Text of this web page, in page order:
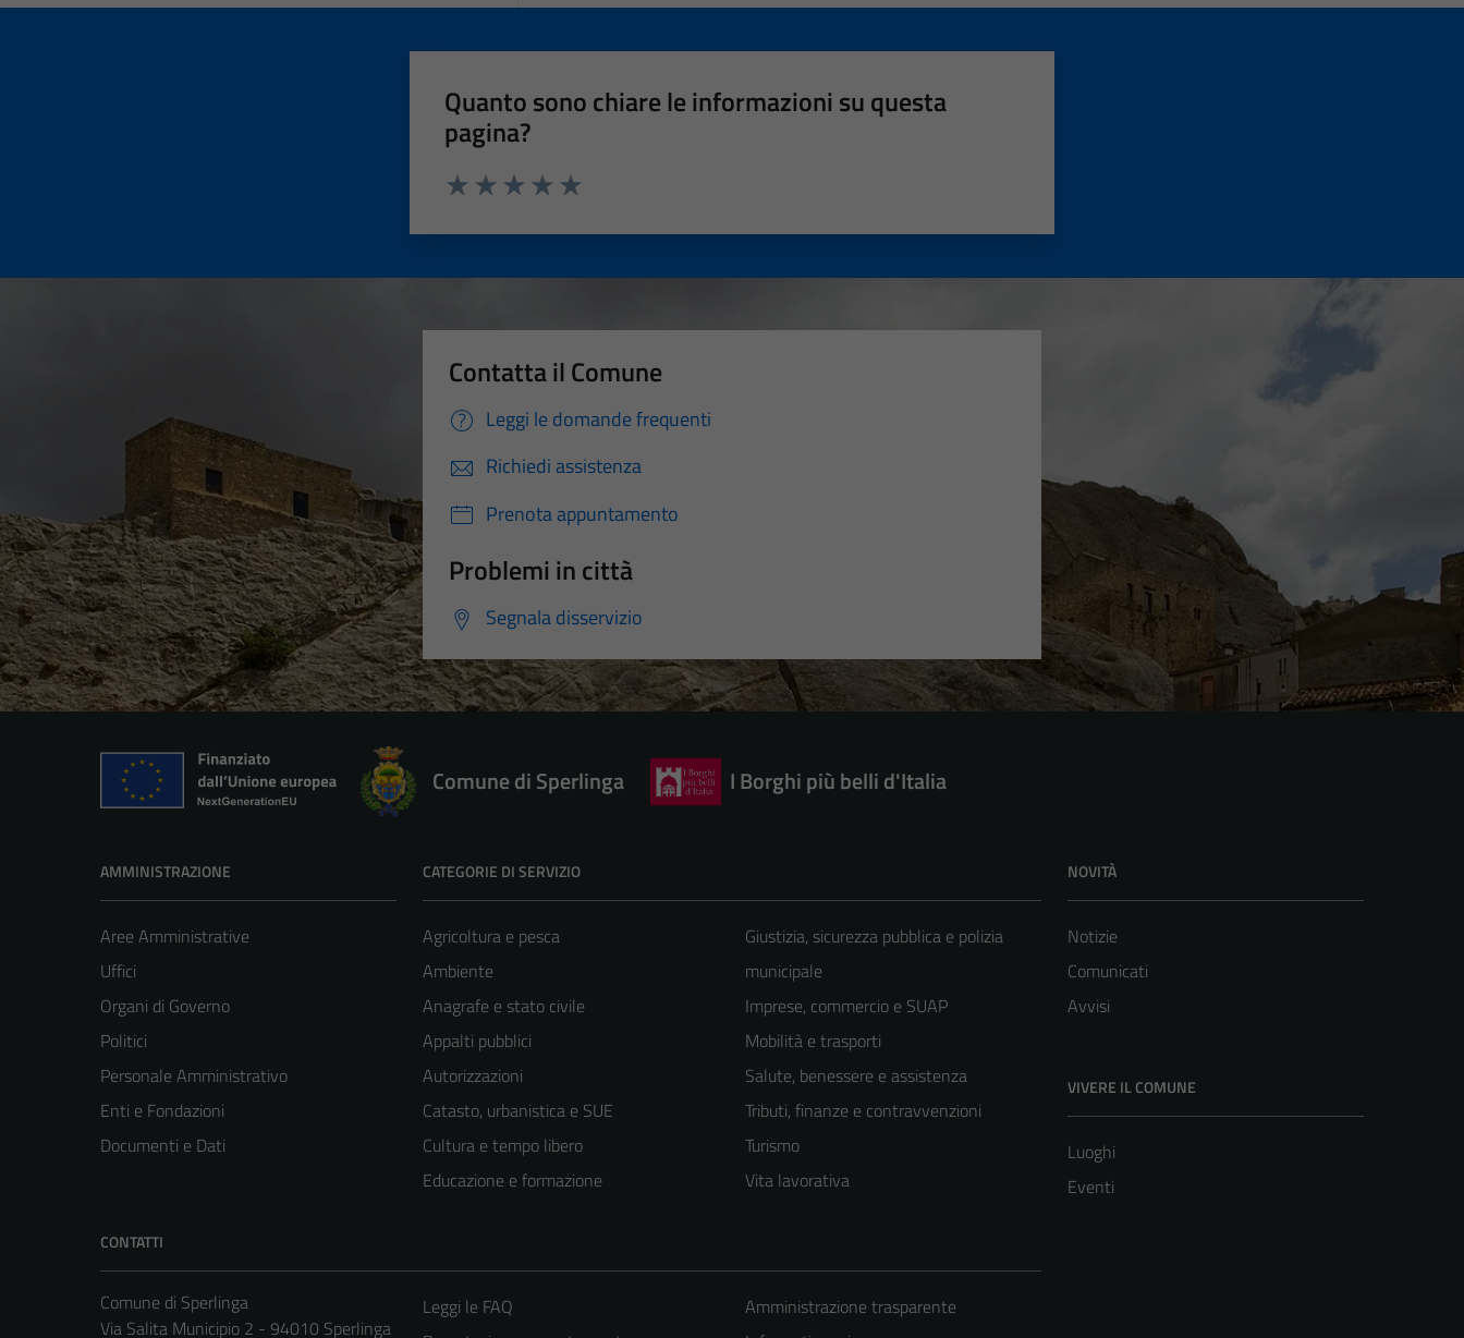
Quanto sono chiare le informazioni su questa
pagina?
Contatta il Comune
Leggi le domande frequenti
Richiedi assistenza
Prenota appuntamento
Problemi in città
Segnala disservizio
Comune di Sperlinga I Borghi più belli d'Italia
AMMINISTRAZIONE
Aree Amministrative
Uffici
Organi di Governo
Politici
Personale Amministrativo
Enti e Fondazioni
Documenti e Dati
CATEGORIE DI SERVIZIO
Agricoltura e pesca
Ambiente
Anagrafe e stato civile
Appalti pubblici
Autorizzazioni
Catasto, urbanistica e SUE
Cultura e tempo libero
Educazione e formazione
Giustizia, sicurezza pubblica e polizia
municipale
Imprese, commercio e SUAP
Mobilità e trasporti
Salute, benessere e assistenza
Tributi, finanze e contravvenzioni
Turismo
Vita lavorativa
NOVITÀ
Notizie
Comunicati
Avvisi
VIVERE IL COMUNE
Luoghi
Eventi
CONTATTI
Comune di Sperlinga
Via Salita Municipio 2 - 94010 Sperlinga
Leggi le FAQ
Amministrazione trasparente